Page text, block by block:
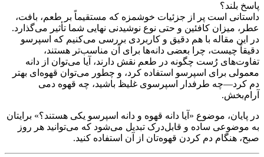
پاسخ بلند؟
داستانی است پر از جزئیات خوشمزه که مستقیماً بر طعم، بافت،
عطر، میزان کافئین و حتی نوع نوشیدنی نهایی شما تأثیر می‌گذارد.
در این مقاله با هم دقیق و کاربردی بررسی می‌کنیم که اسپرسو
دقیقاً چیست، چرا بعضی دانه‌ها برای آن مناسب‌تر هستند،
تفاوت‌های رُست چگونه در طعم نقش دارند، آیا می‌توان از دانه
معمولی برای اسپرسو استفاده کرد، و چطور می‌توان قهوه‌ای بهتر
دم کرد—چه طرفدار اسپرسوی غلیظ باشید، چه قهوه دمی
آرام‌بخش.
در پایان، موضوع «آیا دانه‌ قهوه و دانه‌ اسپرسو یکی هستند؟» برایتان
به موضوعی ساده و قابل‌درک تبدیل می‌شود که می‌توانید هر روز
صبح، هنگام دم کردن قهوه‌تان از آن استفاده کنید.